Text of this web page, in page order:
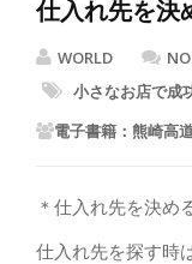
仕入れ先を決
WORLD
小さなお店で成
電子書籍：熊崎高
＊仕入れ先を決め
仕入れ先を探す時